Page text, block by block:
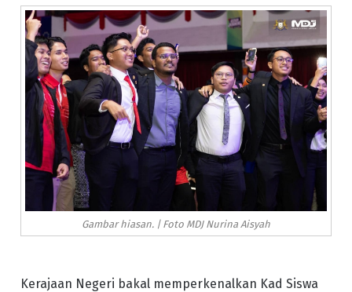
Gambar hiasan. | Foto MDJ Nurina Aisyah
Kerajaan Negeri bakal memperkenalkan Kad Siswa